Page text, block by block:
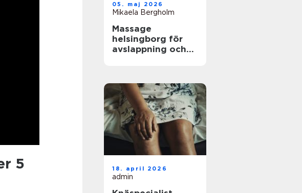
5
05. maj 2026
Mikaela Bergholm
Massage
helsingborg för
avslappning och
18. april 2026
admin